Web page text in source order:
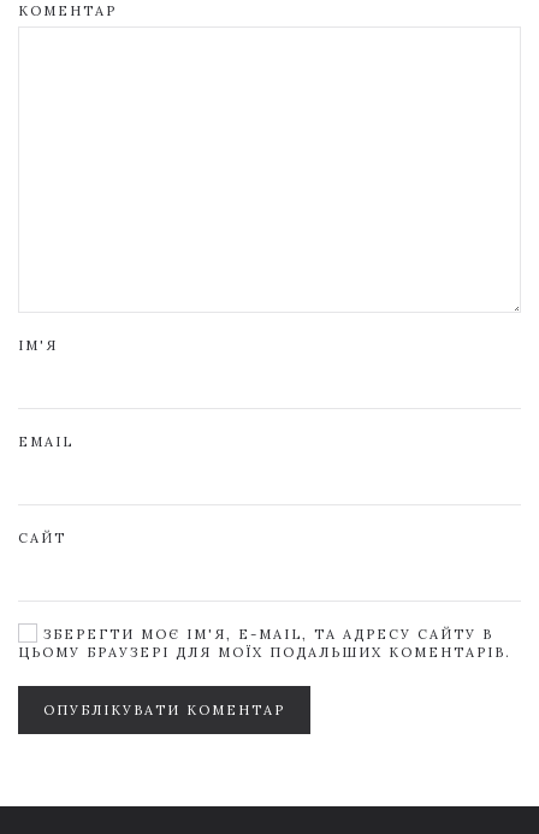
КОМЕНТАР
ІМ'Я
EMAIL
САЙТ
ЗБЕРЕГТИ МОЄ ІМ'Я, E-MAIL, ТА АДРЕСУ САЙТУ В
ЦЬОМУ БРАУЗЕРІ ДЛЯ МОЇХ ПОДАЛЬШИХ КОМЕНТАРІВ.
ОПУБЛІКУВАТИ КОМЕНТАР